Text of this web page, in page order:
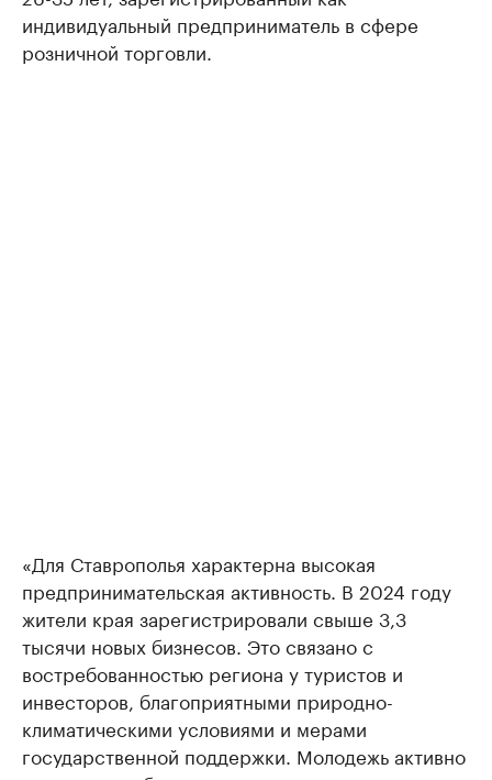
индивидуальный предприниматель в сфере
розничной торговли.
«Для Ставрополья характерна высокая
предпринимательская активность. В 2024 году
жители края зарегистрировали свыше 3,3
тысячи новых бизнесов. Это связано с
востребованностью региона у туристов и
инвесторов, благоприятными природно-
климатическими условиями и мерами
государственной поддержки. Молодежь активно